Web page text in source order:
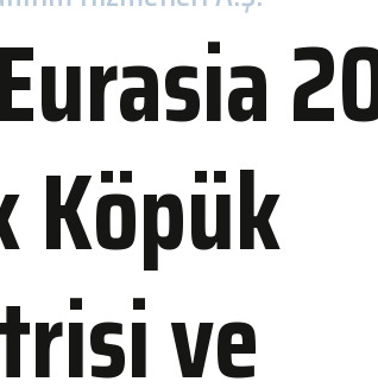
Konaklama
Köpük
ve